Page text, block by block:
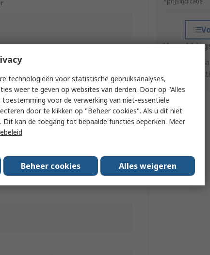
technologieën voor statistische gebruiksanalyses,
weer te geven op websites van derden. Door op "Alles
voor de verwerking van niet-essentiële
door te klikken op "Beheer cookies". Als u dit niet
Dit kan de toegang tot bepaalde functies beperken. Meer
Beheer cookies Alles weigeren